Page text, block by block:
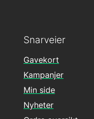
Snarveier
Gavekort
Kampanjer
Min side
Nyheter